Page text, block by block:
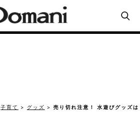
子育て グッズ 売り切れ注意！ 水遊びグッズ